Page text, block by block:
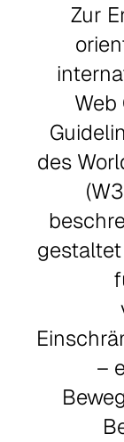
Zur
des
–